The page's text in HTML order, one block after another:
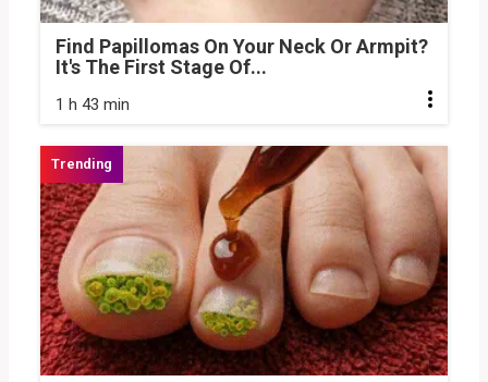
Find Papillomas On Your Neck Or Armpit?
It's The First Stage Of...
1 h 43 min